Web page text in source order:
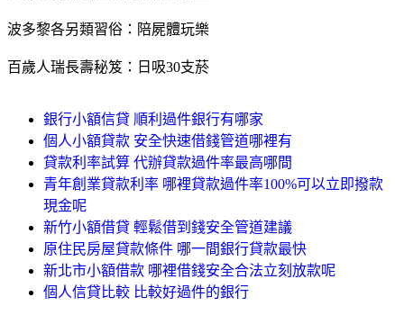
波多黎各另類習俗：陪屍體玩樂
百歲人瑞長壽秘笈：日吸30支菸
銀行小額信貸 順利過件銀行有哪家
個人小額貸款 安全快速借錢管道哪裡有
貸款利率試算 代辦貸款過件率最高哪間
青年創業貸款利率 哪裡貸款過件率100%可以立即撥款
現金呢
新竹小額借貸 輕鬆借到錢安全管道建議
原住民房屋貸款條件 哪一間銀行貸款最快
新北市小額借款 哪裡借錢安全合法立刻放款呢
個人信貸比較 比較好過件的銀行